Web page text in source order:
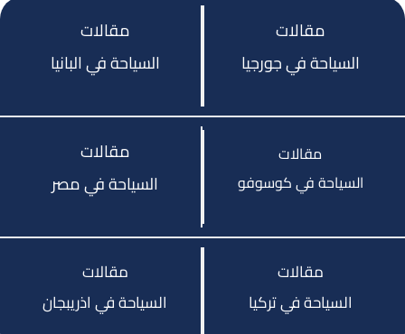
مقالات
السياحة في جورجيا
مقالات
السياحة في البانيا
مقالات
السياحة في كوسوفو
مقالات
السياحة في مصر
مقالات
السياحة في تركيا
مقالات
السياحة في اذريبجان